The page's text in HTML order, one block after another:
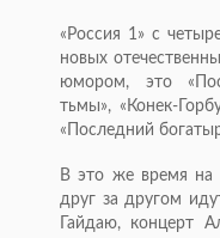
«Россия 1» с
новых
юмором, это
тьмы», «Конек-
«Последний
В это же время на
друг за другом
Гайдаю, концерт